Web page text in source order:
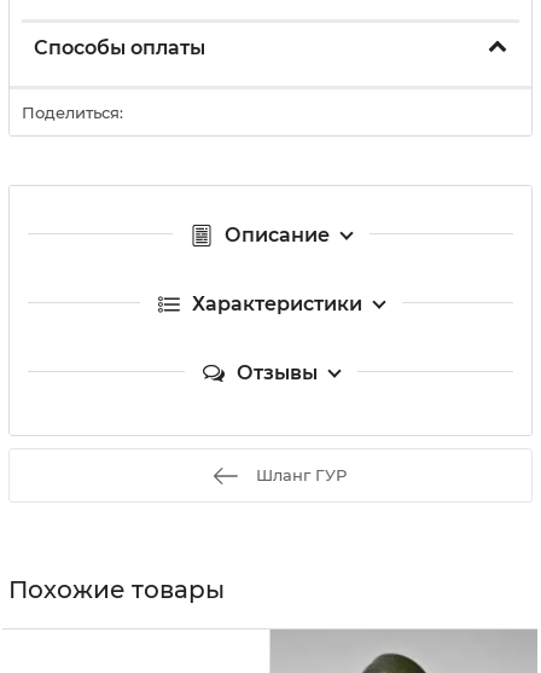
Способы оплаты
Поделиться:
Описание
Характеристики
Отзывы
Шланг ГУР
Похожие товары